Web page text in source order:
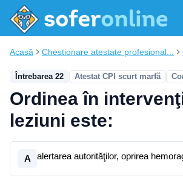
Acasă Chestionare atestate profesional...
Întrebarea 22 Atestat CPI scurt marfă
Ordinea în
leziuni este:
A alertarea autorităţilor, oprirea